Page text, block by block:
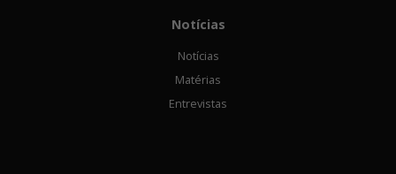
Notícias
Notícias
Matérias
Entrevistas